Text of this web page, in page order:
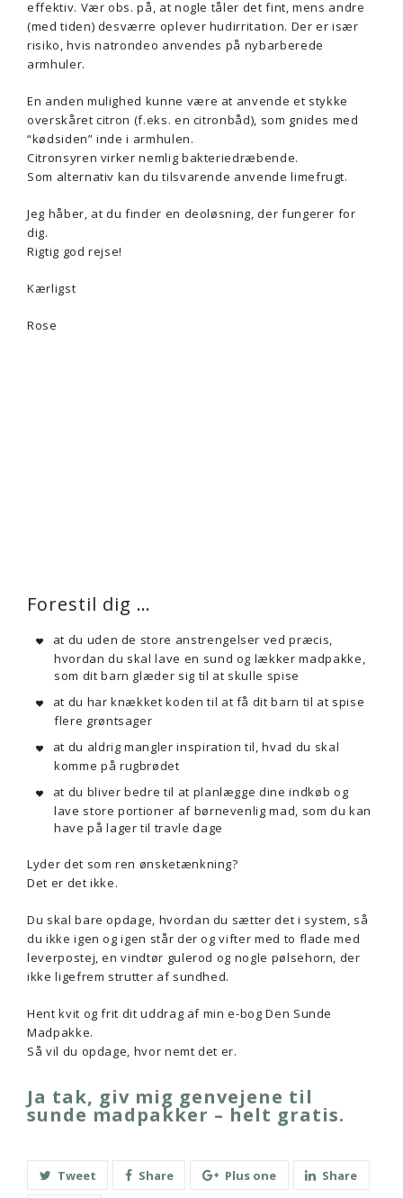
effektiv. Vær obs. på, at nogle tåler det fint, mens andre
(med tiden) desværre oplever hudirritation. Der er især
risiko, hvis natrondeo anvendes på nybarberede
armhuler.
En anden mulighed kunne være at anvende et stykke
overskåret citron (f.eks. en citronbåd), som gnides med
“kødsiden” inde i armhulen.
Citronsyren virker nemlig bakteriedræbende.
Som alternativ kan du tilsvarende anvende limefrugt.
Jeg håber, at du finder en deoløsning, der fungerer for
dig.
Rigtig god rejse!
Kærligst
Rose
Forestil dig …
at du uden de store anstrengelser ved præcis,
hvordan du skal lave en sund og lækker madpakke,
som dit barn glæder sig til at skulle spise
at du har knækket koden til at få dit barn til at spise
flere grøntsager
at du aldrig mangler inspiration til, hvad du skal
komme på rugbrødet
at du bliver bedre til at planlægge dine indkøb og
lave store portioner af børnevenlig mad, som du kan
have på lager til travle dage
Lyder det som ren ønsketænkning?
Det er det ikke.
Du skal bare opdage, hvordan du sætter det i system, så
du ikke igen og igen står der og vifter med to flade med
leverpostej, en vindtør gulerod og nogle pølsehorn, der
ikke ligefrem strutter af sundhed.
Hent kvit og frit dit uddrag af min e-bog Den Sunde
Madpakke.
Så vil du opdage, hvor nemt det er.
Ja tak, giv mig genvejene til
sunde madpakker – helt gratis.
Tweet Share Plus one Share